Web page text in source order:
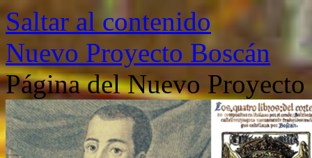
Saltar al contenido
Nuevo Proyecto Boscán
Página del Nuevo Proyecto